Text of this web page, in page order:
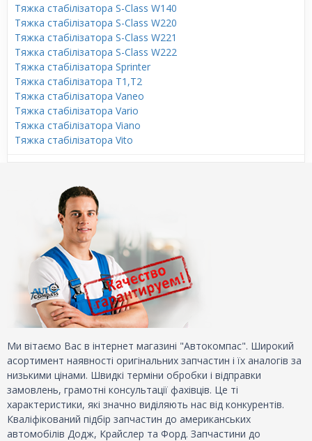
Тяжка стабілізатора S-Class W140
Тяжка стабілізатора S-Class W220
Тяжка стабілізатора S-Class W221
Тяжка стабілізатора S-Class W222
Тяжка стабілізатора Sprinter
Тяжка стабілізатора T1,T2
Тяжка стабілізатора Vaneo
Тяжка стабілізатора Vario
Тяжка стабілізатора Viano
Тяжка стабілізатора Vito
Ми вітаємо Вас в інтернет магазині "Автокомпас". Широкий
асортимент наявності оригінальних запчастин і їх аналогів за
низькими цінами. Швидкі терміни обробки і відправки
замовлень, грамотні консультації фахівців. Це ті
характеристики, які значно виділяють нас від конкурентів.
Кваліфікований підбір запчастин до американських
автомобілів Додж, Крайслер та Форд. Запчастини до